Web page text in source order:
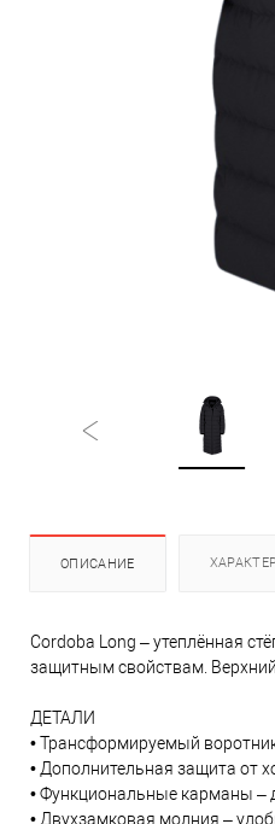
ОПИСАНИЕ
Cordoba Long – утеплённая
защитным свойствам.
ДЕТАЛИ
• Трансформируемый
• Дополнительная защита от
• Функциональные карманы –
• Двухзамковая молния –